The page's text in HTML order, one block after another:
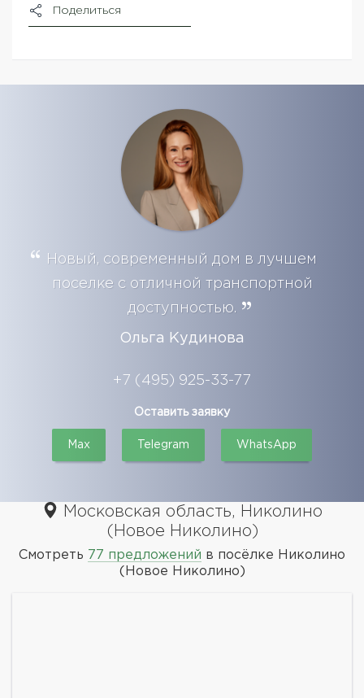
Поделиться
Новый, современный дом в лучшем
поселке с отличной транспортной
доступностью.
Ольга Кудинова
+7 (495) 925-33-77
Оставить заявку
Max Telegram WhatsApp
Московская область, Николино
(Новое Николино)
Смотреть 77 предложений в посёлке Николино
(Новое Николино)